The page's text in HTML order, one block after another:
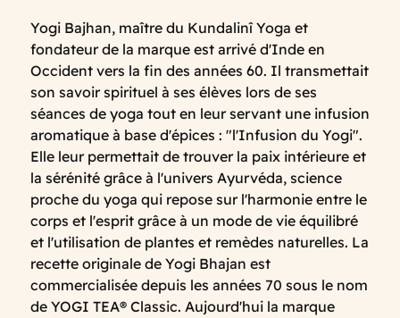
Yogi Bajhan, maître du Kundalinî Yoga et
fondateur de la marque est arrivé d'Inde en
Occident vers la fin des années 60. Il transmettait
son savoir spirituel à ses élèves lors de ses
séances de yoga tout en leur servant une infusion
aromatique à base d'épices : "l'Infusion du Yogi".
Elle leur permettait de trouver la paix intérieure et
la sérénité grâce à l'univers Ayurvéda, science
proche du yoga qui repose sur l'harmonie entre le
corps et l'esprit grâce à un mode de vie équilibré
et l'utilisation de plantes et remèdes naturelles. La
recette originale de Yogi Bhajan est
commercialisée depuis les années 70 sous le nom
de YOGI TEA® Classic. Aujourd'hui la marque